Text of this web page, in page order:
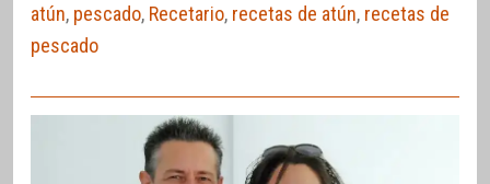
atún, pescado, Recetario, recetas de atún, recetas de
pescado